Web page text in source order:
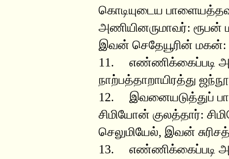
கொடியுடைய
அணியினருமாவர்:
இவன் செதேயூரின் மகன்:
11. எண்ணிக்கைப்படி
நாற்பத்தாறாயிரத்து
12. இவனையடுத்துப்
சிமியோன் குலத்தார்:
செலுமியேல், இவன்
13. எண்ணிக்கைப்படி